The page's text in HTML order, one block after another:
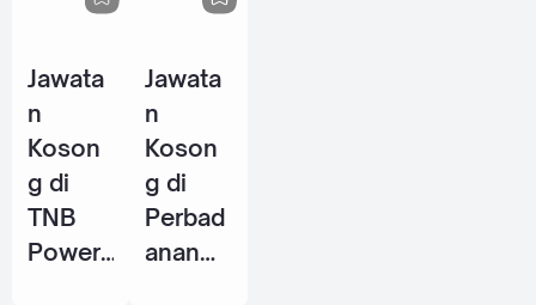
Lelaki
Malays
ia
(TH) -
2026
Jawata
n
Koson
g di
TNB
Power
Jawata
n
Koson
g di
Perbad
anan